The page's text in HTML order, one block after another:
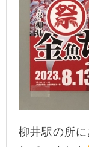
柳井駅の所